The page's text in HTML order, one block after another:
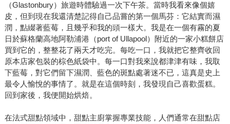
（Glastonbury）旅遊時體驗過一次下午茶。當時我看來像個嬉
皮，但到現在我還清楚記得自己品嘗的第一個馬芬：它結實而濕
潤，點綴著藍莓，且幾乎和我的頭一樣大。我是在一個有霧的夏
日於蘇格蘭高地阿勒浦港（port of Ullapool）附近的一家小糕餅店
買到它的，整整花了兩天才吃完。每吃一口，我就把它整齊收回
原本店家包裝的棕色紙袋中。每一口對我來說都津津有味，我取
下藍莓，對它們留下濕潤、藍色的斑點處著迷不已，這真是史上
最令人愉悅的事情了。就是在這個時刻，我發現自己喜歡蛋糕。
回到家後，我便開始烘焙。
在法式甜點領域中，甜點主廚掌握專業技能，人們通常在甜點店